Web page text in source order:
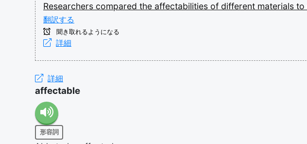
Researchers compared the affectabilities of different materials to
翻訳する
聞き取れるようになる
詳細
詳細
affectable
形容詞